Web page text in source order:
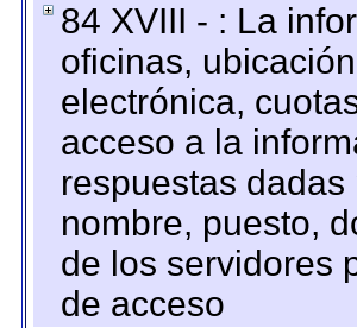
84 XVIII - : La
oficinas,
electrónica,
acceso a la
respuestas
nombre, puesto,
de los servidores
de acceso